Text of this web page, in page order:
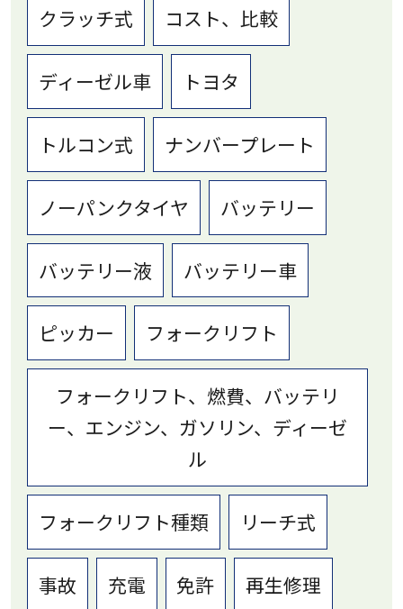
クラッチ式 コスト、比較
ディーゼル車 トヨタ
トルコン式 ナンバープレート
ノーパンクタイヤ バッテリー
バッテリー液 バッテリー車
ピッカー フォークリフト
フォークリフト、燃費、バッテリ
ー、エンジン、ガソリン、ディーゼ
ル
フォークリフト種類 リーチ式
事故 充電 免許 再生修理